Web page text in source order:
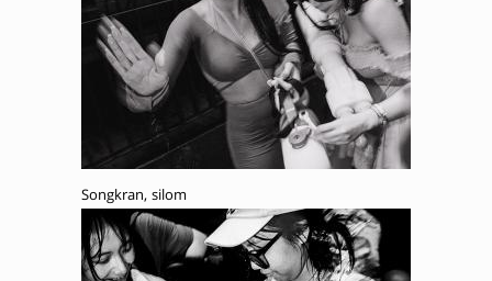
Songkran, silom